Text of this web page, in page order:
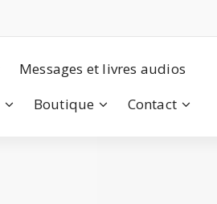
Messages et livres audios
Boutique Contact